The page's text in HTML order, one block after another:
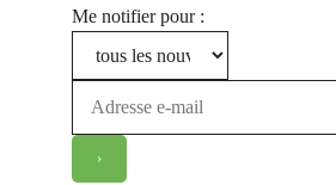
Me notifier pour :